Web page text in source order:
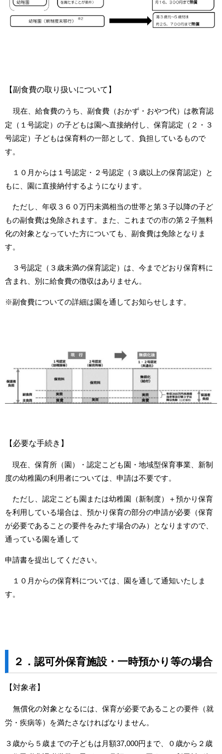
【副食費の取り扱いについて】
現在、給食費のうち、副食費（おかず・おやつ代）は教育認
定（１号認定）の子どもは園へ直接納付し、保育認定（２・３
号認定）子どもは保育料の一部として、負担しているもので
す。
１０月からは１号認定・２号認定（３歳以上の保育認定）と
もに、園に直接納付するようになります。
ただし、年収３６０万円未満相当の世帯と第３子以降の子ど
もの副食費は免除されます。また、これまでの市の第２子無料
化の対象となっていた方についても、副食費は免除となりま
す。
３号認定（３歳未満の保育認定）は、今までどおり保育料に
含まれ、別に給食費の徴収はありません。
※副食費についての詳細は園を通してお知らせします。
【必要な手続き】
現在、保育所（園）・認定こども園・地域型保育事業、新制
度の幼稚園の利用者については、申請は不要です。
ただし、認定こども園または幼稚園（新制度）＋預かり保育
を利用している場合は、預かり保育の部分の申請が必要（保育
が必要であることの要件をみたす場合のみ）となりますので、
通っている園を通して
申請書を提出してください。
１０月からの保育料については、園を通して通知いたしま
す。
２．認可外保育施設・一時預かり等の場合
【対象者】
無償化の対象となるには、保育が必要であることの要件（就
労・疾病等）を満たさなければなりません。
３歳から５歳までの子どもは月額37,000円まで、０歳から２歳